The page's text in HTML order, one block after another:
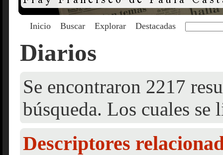
Inicio Buscar Explorar Destacadas
Diarios
Se encontraron 2217
búsqueda. Los cuales se
Descriptores